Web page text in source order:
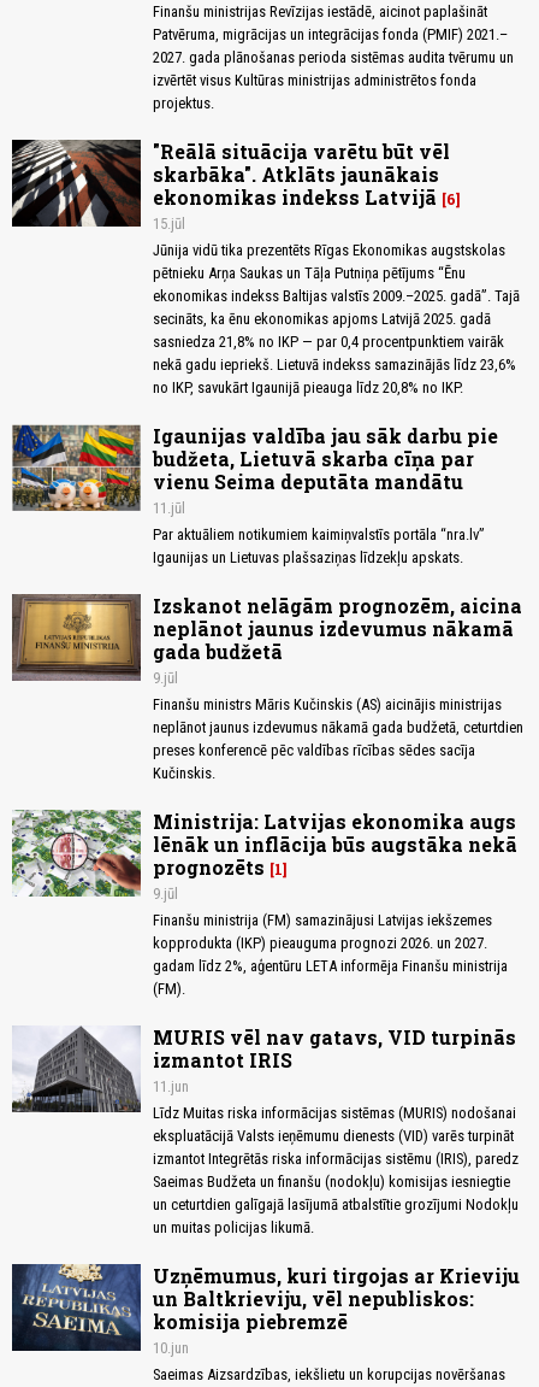
Finanšu ministrijas Revīzijas iestādē, aicinot paplašināt
Patvēruma, migrācijas un integrācijas fonda (PMIF) 2021.–
2027. gada plānošanas perioda sistēmas audita tvērumu un
izvērtēt visus Kultūras ministrijas administrētos fonda
projektus.
"Reālā situācija varētu būt vēl
skarbāka". Atklāts jaunākais
ekonomikas indekss Latvijā
6
15.jūl
Jūnija vidū tika prezentēts Rīgas Ekonomikas augstskolas
pētnieku Arņa Saukas un Tāļa Putniņa pētījums “Ēnu
ekonomikas indekss Baltijas valstīs 2009.–2025. gadā”. Tajā
secināts, ka ēnu ekonomikas apjoms Latvijā 2025. gadā
sasniedza 21,8% no IKP — par 0,4 procentpunktiem vairāk
nekā gadu iepriekš. Lietuvā indekss samazinājās līdz 23,6%
no IKP, savukārt Igaunijā pieauga līdz 20,8% no IKP.
Igaunijas valdība jau sāk darbu pie
budžeta, Lietuvā skarba cīņa par
vienu Seima deputāta mandātu
11.jūl
Par aktuāliem notikumiem kaimiņvalstīs portāla “nra.lv”
Igaunijas un Lietuvas plašsaziņas līdzekļu apskats.
Izskanot nelāgām prognozēm, aicina
neplānot jaunus izdevumus nākamā
gada budžetā
9.jūl
Finanšu ministrs Māris Kučinskis (AS) aicinājis ministrijas
neplānot jaunus izdevumus nākamā gada budžetā, ceturtdien
preses konferencē pēc valdības rīcības sēdes sacīja
Kučinskis.
Ministrija: Latvijas ekonomika augs
lēnāk un inflācija būs augstāka nekā
prognozēts
1
9.jūl
Finanšu ministrija (FM) samazinājusi Latvijas iekšzemes
kopprodukta (IKP) pieauguma prognozi 2026. un 2027.
gadam līdz 2%, aģentūru LETA informēja Finanšu ministrija
(FM).
MURIS vēl nav gatavs, VID turpinās
izmantot IRIS
11.jun
Līdz Muitas riska informācijas sistēmas (MURIS) nodošanai
ekspluatācijā Valsts ieņēmumu dienests (VID) varēs turpināt
izmantot Integrētās riska informācijas sistēmu (IRIS), paredz
Saeimas Budžeta un finanšu (nodokļu) komisijas iesniegtie
un ceturtdien galīgajā lasījumā atbalstītie grozījumi Nodokļu
un muitas policijas likumā.
Uzņēmumus, kuri tirgojas ar Krieviju
un Baltkrieviju, vēl nepubliskos:
komisija piebremzē
10.jun
Saeimas Aizsardzības, iekšlietu un korupcijas novēršanas